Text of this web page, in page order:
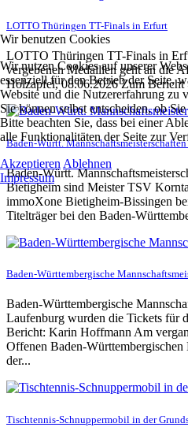
LOTTO Thüringen TT-Finals in Erfurt
LOTTO Thüringen TT-Finals in
vergebenen Medaillen geht an die
Holzapfel, 08.06.2026 Zum Bericht
Baden-Württ.
Baden-Württ.
Bietigheim sind Meister TSV
immoXone Bietigheim-Bissingen
Titelträger bei den Baden-
Baden-Württembergische
Baden-Württembergische
Laufenburg wurden die Tickets für
Bericht: Karin Hoffmann Am
Offenen Baden-Württembergischen
der...
Tischtennis-Schnuppermobil in der
Wir benutzen Cookies
Wir nutzen Cookies auf unserer
essenziell für den Betrieb der Seite,
Website und die Nutzererfahrung zu
Sie können selbst entscheiden, ob
Bitte beachten Sie, dass bei einer
alle Funktionalitäten der Seite zur
Akzeptieren Ablehnen
Impressum